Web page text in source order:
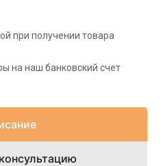
при получении товара
на наш банковский счет